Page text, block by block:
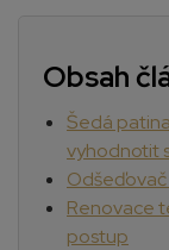
Obsah
Šedá
vyhodnotit
Renovace
postup